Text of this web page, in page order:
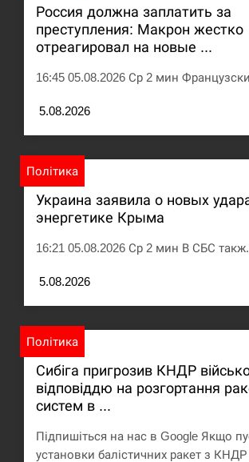
11:53
Под огнем “Эпицентр”, ROZETKA и
почта”: что известно об…
СЕРПЕНЬ
У зоопарку Токіо через спеку
левиці
СЕРПЕНЬ
11:23
Россияне ударили “Бардеролями”
есть пострадавшие
Россия должна заплатить за
преступления: Макрон жестко
отреагировал на новые ...
16:45 05.08.2026 Ср 2 мин
5.08.2026
Політика
Украина заявила о новых
энергетике Крыма
16:21 05.08.2026 Ср 2 мин В СБС
5.08.2026
Політика
Сибіга пригрозив КНДР
відповіддю на розгортання
систем в ...
Підпишіться на нас в Google Якщо
установки балістичних ракет з КНДР